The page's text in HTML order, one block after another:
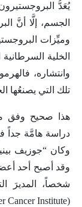
يُعَدُّ
الجسم، إلَّا أنَّ
وميِّزات
الخلية
وانتشاره،
تلك التي يصنعُها
هذا صحيح وفق
شخصاً، المديرَ
(Dana-Farber Cancer Institute).